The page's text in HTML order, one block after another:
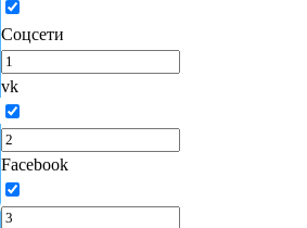
Соцсети
vk
Facebook